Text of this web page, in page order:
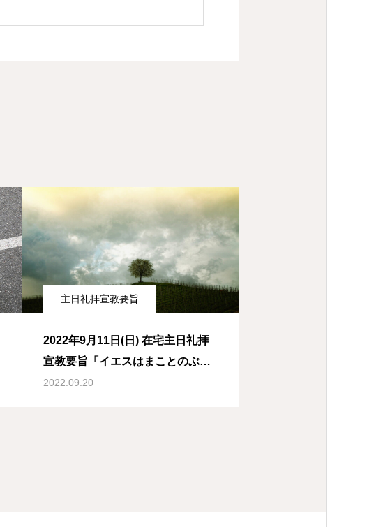
主日礼拝宣教要旨
2022年9月11日(日) 在宅主日礼拝
宣教要旨「イエスはまことのぶど
うの木」ヨハネによる福音書15章
2022.09.20